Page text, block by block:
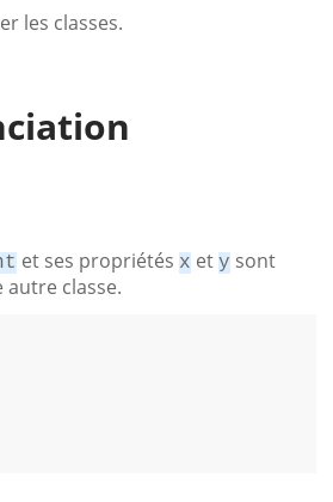
les classes.
et ses propriétés x et y sont
autre classe.